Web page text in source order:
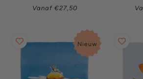
Normale
Vanaf €27,50
Nieuw